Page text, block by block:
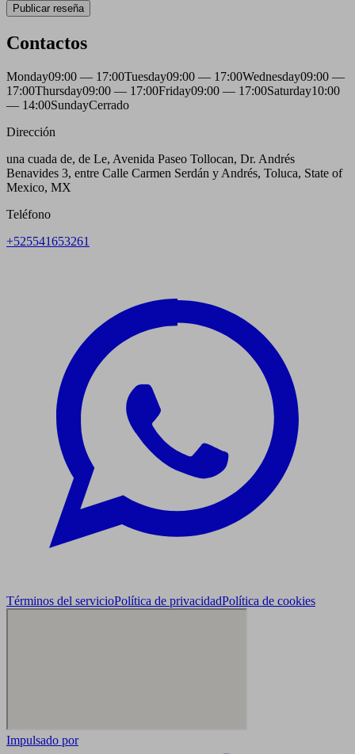
Publicar reseña
Contactos
Monday09:00 — 17:00Tuesday09:00 — 17:00Wednesday09:00 —
17:00Thursday09:00 — 17:00Friday09:00 — 17:00Saturday10:00
— 14:00SundayCerrado
Dirección
una cuada de, de Le, Avenida Paseo Tollocan, Dr. Andrés
Benavides 3, entre Calle Carmen Serdán y Andrés, Toluca, State of
Mexico, MX
Teléfono
+525541653261
Términos del servicioPolítica de privacidadPolítica de cookies
Impulsado por